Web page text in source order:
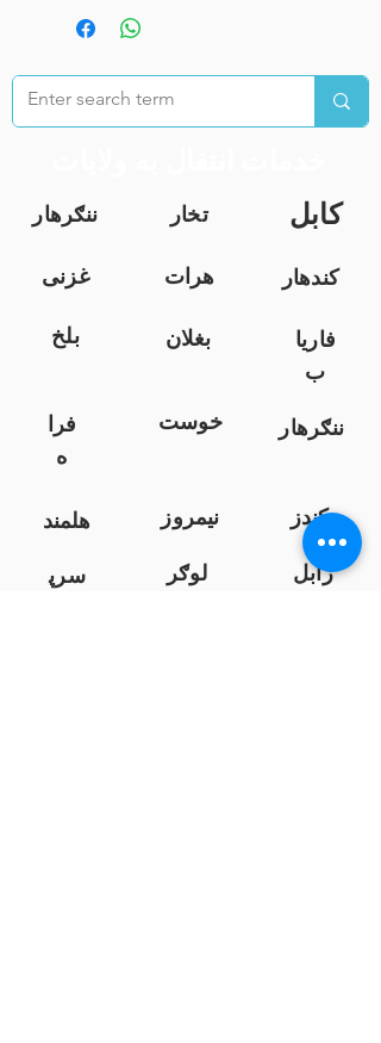
ننګرهار تخار کابل
غزنی هرات
کندهار
بلخ
بغلان
فاریا
ب
فرا
ه
خوست ننګرهار
هلمند نیمروز
کندز
سرپ
لوګر زابل